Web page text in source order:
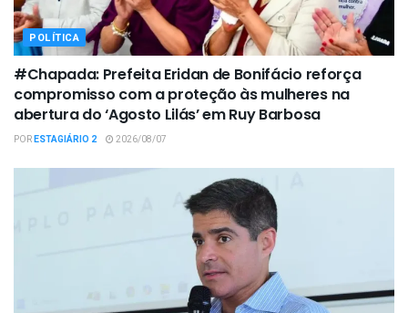
POLÍTICA
#Chapada: Prefeita Eridan de Bonifácio reforça
compromisso com a proteção às mulheres na
abertura do ‘Agosto Lilás’ em Ruy Barbosa
PORESTAGIÁRIO 2 2026/08/07